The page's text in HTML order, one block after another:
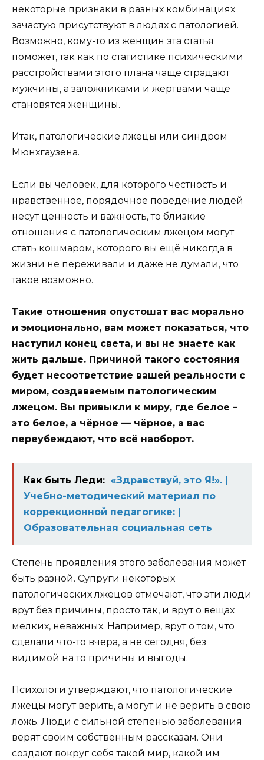
некоторые признаки в разных комбинациях
зачастую присутствуют в людях с патологией.
Возможно, кому-то из женщин эта статья
поможет, так как по статистике психическими
расстройствами этого плана чаще страдают
мужчины, а заложниками и жертвами чаще
становятся женщины.
Итак, патологические лжецы или синдром
Мюнхгаузена.
Если вы человек, для которого честность и
нравственное, порядочное поведение людей
несут ценность и важность, то близкие
отношения с патологическим лжецом могут
стать кошмаром, которого вы ещё никогда в
жизни не переживали и даже не думали, что
такое возможно.
Такие отношения опустошат вас морально
и эмоционально, вам может показаться, что
наступил конец света, и вы не знаете как
жить дальше. Причиной такого состояния
будет несоответствие вашей реальности с
миром, создаваемым патологическим
лжецом. Вы привыкли к миру, где белое –
это белое, а чёрное — чёрное, а вас
переубеждают, что всё наоборот.
Как быть Леди: «Здравствуй, это Я!». |
Учебно-методический материал по
коррекционной педагогике: |
Образовательная социальная сеть
Степень проявления этого заболевания может
быть разной. Супруги некоторых
патологических лжецов отмечают, что эти люди
врут без причины, просто так, и врут о вещах
мелких, неважных. Например, врут о том, что
сделали что-то вчера, а не сегодня, без
видимой на то причины и выгоды.
Психологи утверждают, что патологические
лжецы могут верить, а могут и не верить в свою
ложь. Люди с сильной степенью заболевания
верят своим собственным рассказам. Они
создают вокруг себя такой мир, какой им